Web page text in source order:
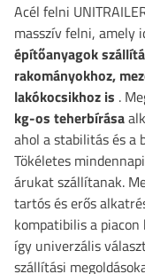
Acél felni
masszív felni, amely
építőanyagok
rakományokhoz,
lakókocsikhoz is .
kg-os teherbírása
ahol a stabilitás és a
Tökéletes
árukat szállítanak.
tartós és erős
kompatibilis a
így univerzális
szállítási